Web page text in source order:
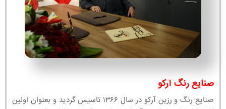
صنایع رنگ آرکو
صنایع رنگ و رزین آرکو در سال ۱۳۶۶ تاسیس گردید و بعنوان اولین